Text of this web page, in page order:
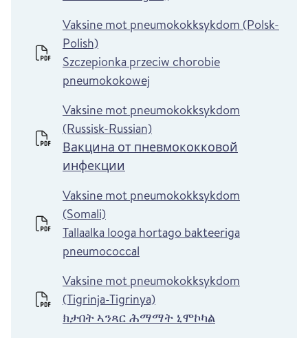
Vaksine mot pneumokokksykdom (Polsk-
Polish)
Szczepionka przeciw chorobie
pneumokokowej
Vaksine mot pneumokokksykdom
(Russisk-Russian)
Вакцина от пневмококковой
инфекции
Vaksine mot pneumokokksykdom
(Somali)
Tallaalka looga hortago bakteeriga
pneumococcal
Vaksine mot pneumokokksykdom
(Tigrinja-Tigrinya)
ክታበት ኣንጻር ሕማማት ኒሞኮካል